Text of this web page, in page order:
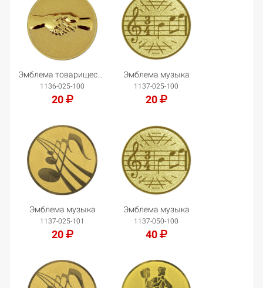
1136-025-100
20
Добавить в корзину
Эмблема музыка
1137-025-100
20
Добавить в корзину
Эмблема музыка
1137-025-101
20
Добавить в корзину
Эмблема музыка
1137-050-100
40
Добавить в корзину